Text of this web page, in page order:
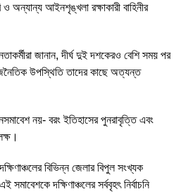
অন্যান্য আইনশৃঙ্খলা রক্ষাকারী বাহিনীর
জানান, দীর্ঘ দুই দশকেরও বেশি সময় পর
উপস্থিতি তাদের কাছে অত্যন্ত
নয়- বরং ইতিহাসের পুনরাবৃত্তি এবং
বিভিন্ন জেলার বিপুল সংখ্যক
দক্ষিণাঞ্চলের সর্ববৃহৎ নির্বাচনি